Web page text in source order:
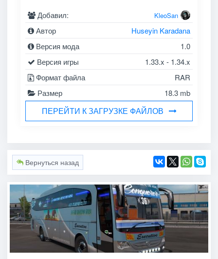
Добавил: KleoSan
Автор
Huseyin Karadana
Версия мода
1.0
Версия игры
1.33.x - 1.34.x
Формат файла
RAR
Размер
18.3 mb
ПЕРЕЙТИ К ЗАГРУЗКЕ ФАЙЛОВ
Вернуться назад